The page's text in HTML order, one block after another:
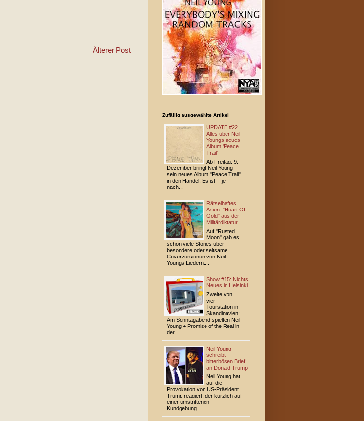
Älterer Post
Zufällig ausgewählte Artikel
UPDATE #22
Alles über Neil
Youngs neues
Album 'Peace
Trail'
Ab Freitag, 9.
Dezember bringt Neil Young
sein neues Album "Peace Trail"
in den Handel. Es ist - je
nach...
Rätselhaftes
Asien: "Heart Of
Gold" aus der
Militärdiktatur
Auf "Rusted
Moon" gab es
schon viele Stories über
besondere oder seltsame
Coverversionen von Neil
Youngs Liedern....
Show #15: Nichts
Neues in Helsinki
Zweite von
vier
Tourstation in
Skandinavien:
Am Sonntagabend spielten Neil
Young + Promise of the Real in
der...
Neil Young
schreibt
bitterbösen Brief
an Donald Trump
Neil Young hat
auf die
Provokation von US-Präsident
Trump reagiert, der kürzlich auf
einer umstrittenen
Kundgebung...